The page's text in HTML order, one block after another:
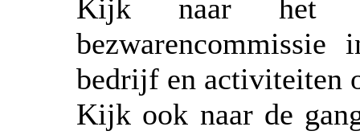
Kijk naar het
bedrijf en activiteiten
Kijk ook naar de